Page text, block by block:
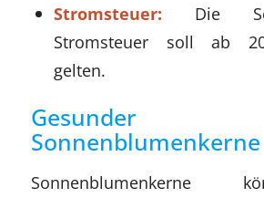
Stromsteuer: Die
Stromsteuer soll ab
gelten.
Gesunder
Sonnenblumenkerne
Sonnenblumenkerne